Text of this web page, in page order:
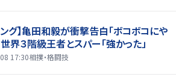
ング】亀田和毅が衝撃告白「ボコボコにや
界３階級王者とスパー「強かった」
17:30相撲・格闘技